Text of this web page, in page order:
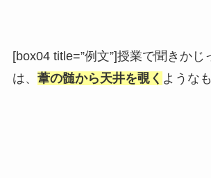
[box04 title=”例文”]授業で聞きかじ
は、 葦の髄から天井を覗く ような